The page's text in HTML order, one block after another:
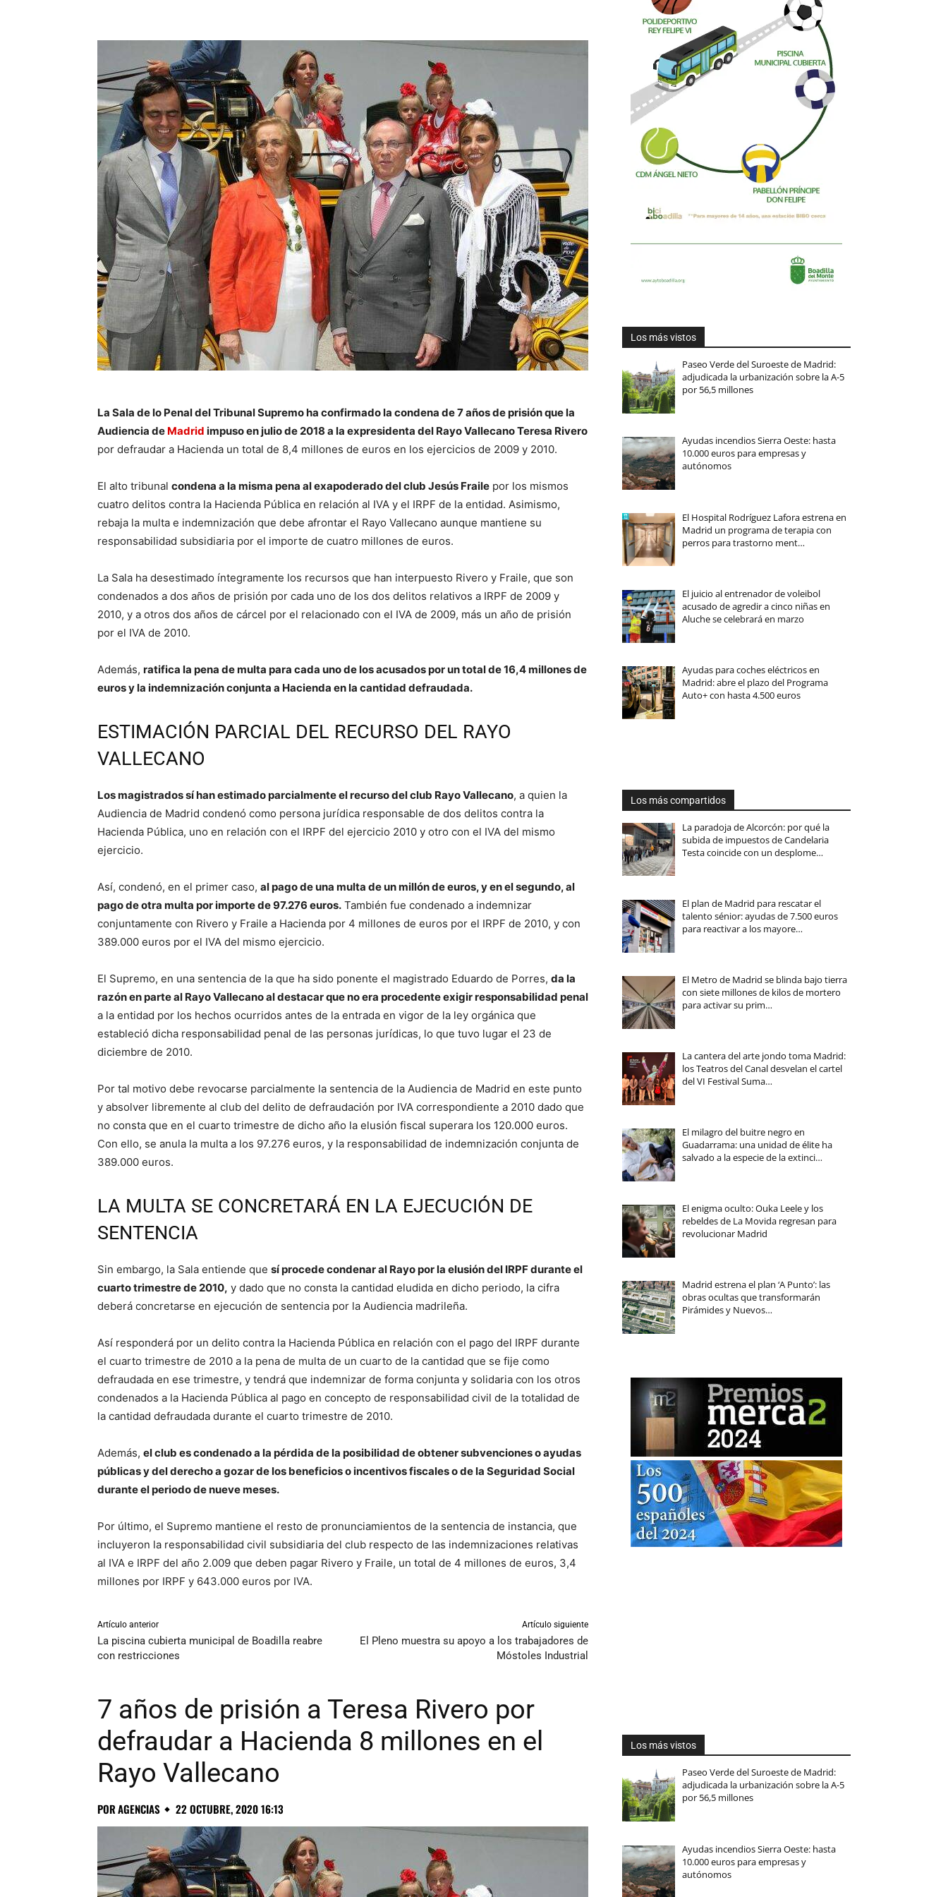
La Sala de lo Penal del Tribunal Supremo ha confirmado la condena de 7 años de prisión que la
Audiencia de Madrid impuso en julio de 2018 a la expresidenta del Rayo Vallecano Teresa Rivero
por defraudar a Hacienda un total de 8,4 millones de euros en los ejercicios de 2009 y 2010.
El alto tribunal condena a la misma pena al exapoderado del club Jesús Fraile por los mismos
cuatro delitos contra la Hacienda Pública en relación al IVA y el IRPF de la entidad. Asimismo,
rebaja la multa e indemnización que debe afrontar el Rayo Vallecano aunque mantiene su
responsabilidad subsidiaria por el importe de cuatro millones de euros.
La Sala ha desestimado íntegramente los recursos que han interpuesto Rivero y Fraile, que son
condenados a dos años de prisión por cada uno de los dos delitos relativos a IRPF de 2009 y
2010, y a otros dos años de cárcel por el relacionado con el IVA de 2009, más un año de prisión
por el IVA de 2010.
Además, ratifica la pena de multa para cada uno de los acusados por un total de 16,4 millones de
euros y la indemnización conjunta a Hacienda en la cantidad defraudada.
ESTIMACIÓN PARCIAL DEL RECURSO DEL RAYO
VALLECANO
Los magistrados sí han estimado parcialmente el recurso del club Rayo Vallecano, a quien la
Audiencia de Madrid condenó como persona jurídica responsable de dos delitos contra la
Hacienda Pública, uno en relación con el IRPF del ejercicio 2010 y otro con el IVA del mismo
ejercicio.
Así, condenó, en el primer caso, al pago de una multa de un millón de euros, y en el segundo, al
pago de otra multa por importe de 97.276 euros. También fue condenado a indemnizar
conjuntamente con Rivero y Fraile a Hacienda por 4 millones de euros por el IRPF de 2010, y con
389.000 euros por el IVA del mismo ejercicio.
El Supremo, en una sentencia de la que ha sido ponente el magistrado Eduardo de Porres, da la
razón en parte al Rayo Vallecano al destacar que no era procedente exigir responsabilidad penal
a la entidad por los hechos ocurridos antes de la entrada en vigor de la ley orgánica que
estableció dicha responsabilidad penal de las personas jurídicas, lo que tuvo lugar el 23 de
diciembre de 2010.
Por tal motivo debe revocarse parcialmente la sentencia de la Audiencia de Madrid en este punto
y absolver libremente al club del delito de defraudación por IVA correspondiente a 2010 dado que
no consta que en el cuarto trimestre de dicho año la elusión fiscal superara los 120.000 euros.
Con ello, se anula la multa a los 97.276 euros, y la responsabilidad de indemnización conjunta de
389.000 euros.
LA MULTA SE CONCRETARÁ EN LA EJECUCIÓN DE
SENTENCIA
Sin embargo, la Sala entiende que sí procede condenar al Rayo por la elusión del IRPF durante el
cuarto trimestre de 2010, y dado que no consta la cantidad eludida en dicho periodo, la cifra
deberá concretarse en ejecución de sentencia por la Audiencia madrileña.
Así responderá por un delito contra la Hacienda Pública en relación con el pago del IRPF durante
el cuarto trimestre de 2010 a la pena de multa de un cuarto de la cantidad que se fije como
defraudada en ese trimestre, y tendrá que indemnizar de forma conjunta y solidaria con los otros
condenados a la Hacienda Pública al pago en concepto de responsabilidad civil de la totalidad de
la cantidad defraudada durante el cuarto trimestre de 2010.
Además, el club es condenado a la pérdida de la posibilidad de obtener subvenciones o ayudas
públicas y del derecho a gozar de los beneficios o incentivos fiscales o de la Seguridad Social
durante el periodo de nueve meses.
Por último, el Supremo mantiene el resto de pronunciamientos de la sentencia de instancia, que
incluyeron la responsabilidad civil subsidiaria del club respecto de las indemnizaciones relativas
al IVA e IRPF del año 2.009 que deben pagar Rivero y Fraile, un total de 4 millones de euros, 3,4
millones por IRPF y 643.000 euros por IVA.
Artículo anterior
La piscina cubierta municipal de Boadilla reabre
con restricciones
Artículo siguiente
El Pleno muestra su apoyo a los trabajadores de
Móstoles Industrial
Los más vistos
Paseo Verde del Suroeste de Madrid:
adjudicada la urbanización sobre la A-5
por 56,5 millones
Ayudas incendios Sierra Oeste: hasta
10.000 euros para empresas y
autónomos
El Hospital Rodríguez Lafora estrena en
Madrid un programa de terapia con
perros para trastorno ment…
El juicio al entrenador de voleibol
acusado de agredir a cinco niñas en
Aluche se celebrará en marzo
Ayudas para coches eléctricos en
Madrid: abre el plazo del Programa
Auto+ con hasta 4.500 euros
Los más compartidos
La paradoja de Alcorcón: por qué la
subida de impuestos de Candelaria
Testa coincide con un desplome…
El plan de Madrid para rescatar el
talento sénior: ayudas de 7.500 euros
para reactivar a los mayore…
El Metro de Madrid se blinda bajo tierra
con siete millones de kilos de mortero
para activar su prim…
La cantera del arte jondo toma Madrid:
los Teatros del Canal desvelan el cartel
del VI Festival Suma…
El milagro del buitre negro en
Guadarrama: una unidad de élite ha
salvado a la especie de la extinci…
El enigma oculto: Ouka Leele y los
rebeldes de La Movida regresan para
revolucionar Madrid
Madrid estrena el plan ‘A Punto’: las
obras ocultas que transformarán
Pirámides y Nuevos…
7 años de prisión a Teresa Rivero por
defraudar a Hacienda 8 millones en el
Rayo Vallecano
PORAGENCIAS 22 OCTUBRE, 2020 16:13
Los más vistos
Paseo Verde del Suroeste de Madrid:
adjudicada la urbanización sobre la A-5
por 56,5 millones
Ayudas incendios Sierra Oeste: hasta
10.000 euros para empresas y
autónomos